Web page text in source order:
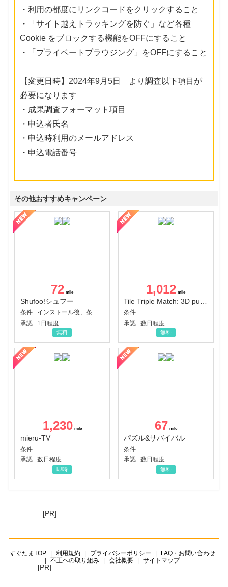
・利用の都度にリンクコードをクリックすること
・「サイト越えトラッキングを防ぐ」など各種
Cookie をブロックする機能をOFFにすること
・「プライベートブラウジング」をOFFにすること
【変更日時】2024年9月5日 より調査以下項目が
必要になります
・成果調査フォーマット項目
・申込者氏名
・申込時利用のメールアドレス
・申込電話番号
その他おすすめキャンペーン
72
Shufoo!シュフー
条件 : インストール後、条件達成
承認 : 1日程度
無料
1,012
Tile Triple Match: 3D puzzle
条件 :
承認 : 数日程度
無料
1,230
mieru-TV
条件 :
承認 : 数日程度
即時
67
パズル&サバイバル
条件 :
承認 : 数日程度
無料
[PR]
すぐたまTOP 利用規約 プライバシーポリシー
FAQ・お問い合わせ
不正への取り組み
会社概要 サイトマップ
[PR]